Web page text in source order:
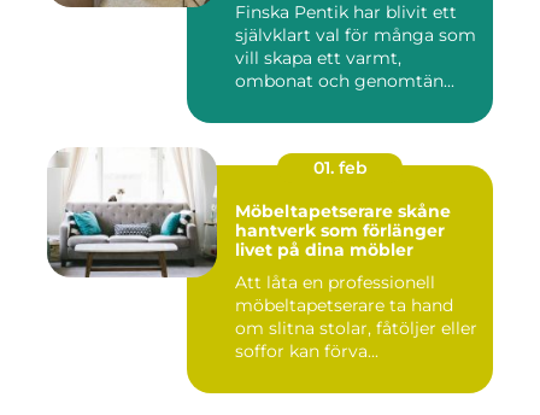
Finska Pentik har blivit ett
självklart val för många som
vill skapa ett varmt,
ombonat och genomtän...
01. feb
Möbeltapetserare skåne
hantverk som förlänger
livet på dina möbler
Att låta en professionell
möbeltapetserare ta hand
om slitna stolar, fåtöljer eller
soffor kan förva...